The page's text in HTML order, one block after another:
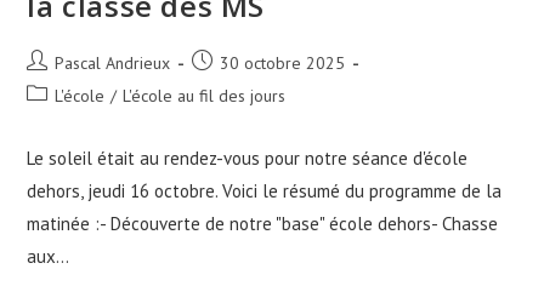
Auteur/autrice
de
Pascal Andrieux
Publication
publiée :
30 octobre 2025
PostL'école / L'école au fil des jours
Le soleil était au rendez-vous pour notre séance d'école
dehors, jeudi 16 octobre. Voici le résumé du programme de la
matinée :- Découverte de notre "base" école dehors- Chasse
aux…